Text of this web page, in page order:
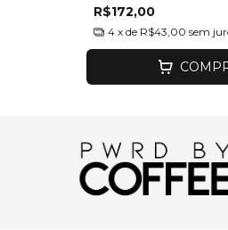
R$172,00
4 x de R$43,00 sem